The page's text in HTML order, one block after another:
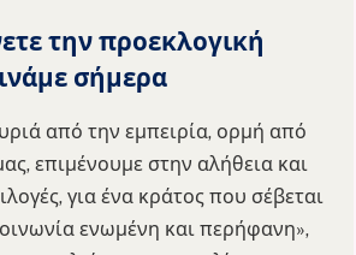
την προεκλογική
σήμερα
από την εμπειρία, ορμή από
επιμένουμε στην αλήθεια και
για ένα κράτος που σέβεται
ενωμένη και περήφανη»,